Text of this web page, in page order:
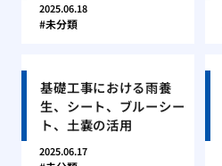
2025.06.18
未分類
基礎工事における雨養
生、シート、ブルーシー
ト、土嚢の活用
2025.06.17